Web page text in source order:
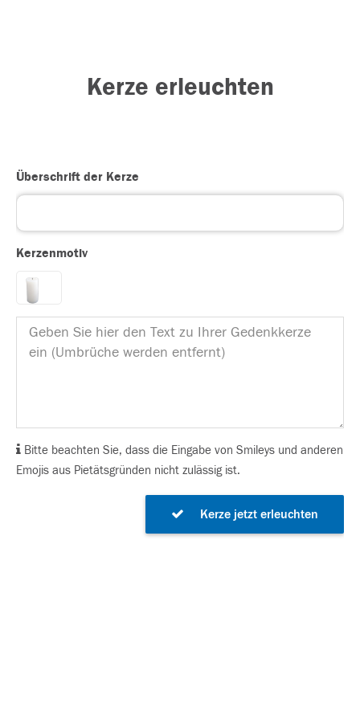
Kerze erleuchten
Überschrift der Kerze
Kerzenmotiv
Bitte beachten Sie, dass die Eingabe von Smileys und anderen
Emojis aus Pietätsgründen nicht zulässig ist.
Kerze jetzt erleuchten